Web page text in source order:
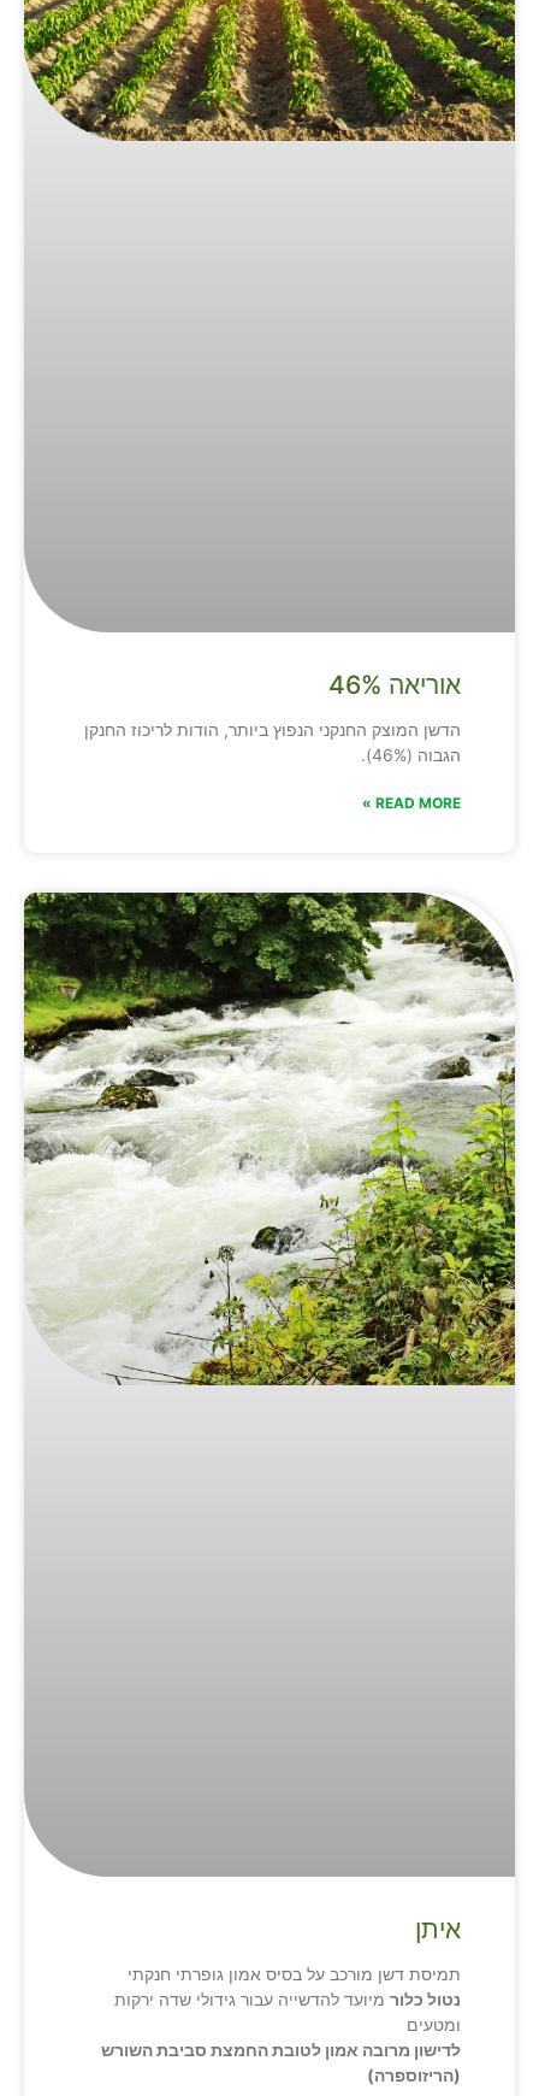
אוריאה 46%
הדשן המוצק החנקני הנפוץ ביותר, הודות לריכוז החנקן
הגבוה (46%).
READ MORE »
איתן
תמיסת דשן מורכב על בסיס אמון גופרתי חנקתי
נטול כלור מיועד להדשייה עבור גידולי שדה ירקות
ומטעים
לדישון מרובה אמון לטובת החמצת סביבת השורש
(הריזוספרה)